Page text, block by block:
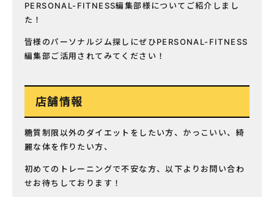
PERSONAL-FITNESS編集部様についてご紹介しまし
た！
皆様のパーソナルジム探しにぜひPERSONAL-FITNESS
編集部ご活用されてみてください！
店舗情報
糖質制限以外のダイエットをしたい方、かっこいい、綺
麗な体を作りたい方、
初めてのトレーニングで不安な方、以下よりお問い合わ
せお待ちしております！